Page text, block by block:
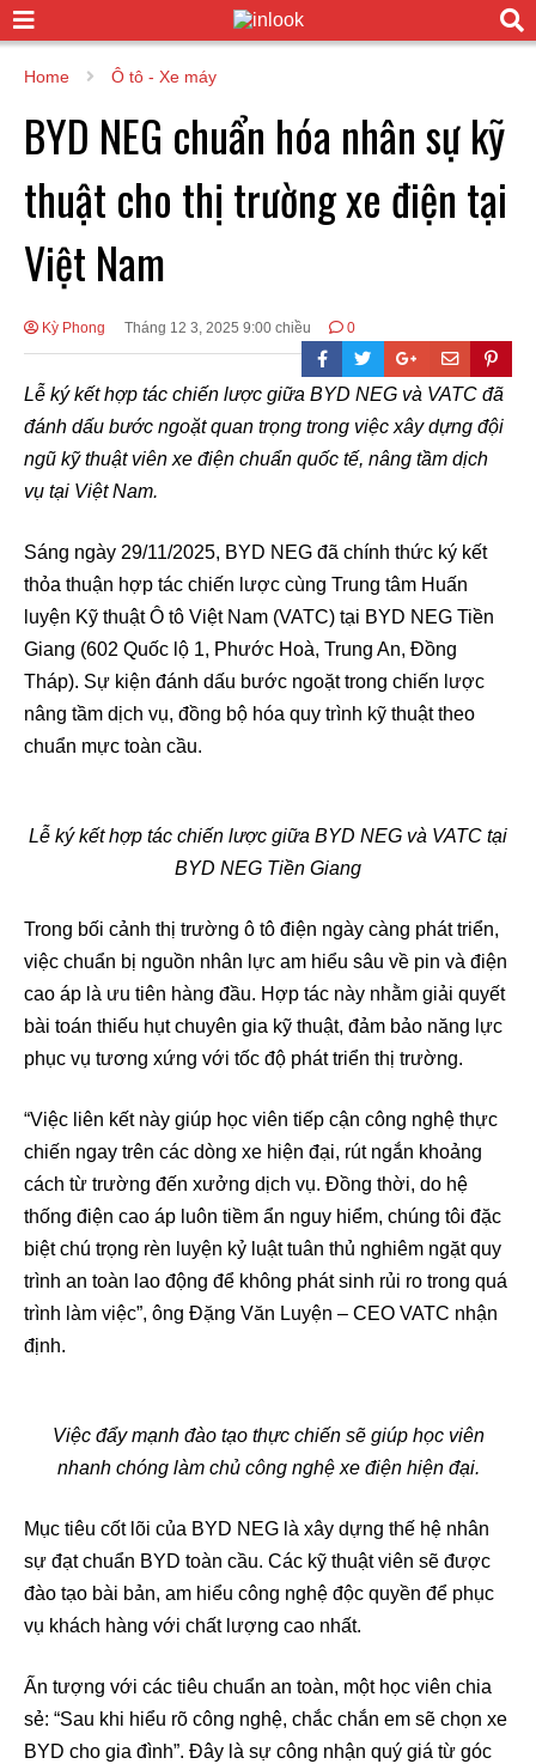
Home Ô tô - Xe máy
BYD NEG chuẩn hóa nhân sự kỹ
thuật cho thị trường xe điện tại
Việt Nam
Kỳ Phong Tháng 12 3, 2025 9:00 chiều 0
Lễ ký kết hợp tác chiến lược giữa BYD NEG và VATC đã
đánh dấu bước ngoặt quan trọng trong việc xây dựng đội
ngũ kỹ thuật viên xe điện chuẩn quốc tế, nâng tầm dịch
vụ tại Việt Nam.
Sáng ngày 29/11/2025, BYD NEG đã chính thức ký kết
thỏa thuận hợp tác chiến lược cùng Trung tâm Huấn
luyện Kỹ thuật Ô tô Việt Nam (VATC) tại BYD NEG Tiền
Giang (602 Quốc lộ 1, Phước Hoà, Trung An, Đồng
Tháp). Sự kiện đánh dấu bước ngoặt trong chiến lược
nâng tầm dịch vụ, đồng bộ hóa quy trình kỹ thuật theo
chuẩn mực toàn cầu.
Lễ ký kết hợp tác chiến lược giữa BYD NEG và VATC tại
BYD NEG Tiền Giang
Trong bối cảnh thị trường ô tô điện ngày càng phát triển,
việc chuẩn bị nguồn nhân lực am hiểu sâu về pin và điện
cao áp là ưu tiên hàng đầu. Hợp tác này nhằm giải quyết
bài toán thiếu hụt chuyên gia kỹ thuật, đảm bảo năng lực
phục vụ tương xứng với tốc độ phát triển thị trường.
“Việc liên kết này giúp học viên tiếp cận công nghệ thực
chiến ngay trên các dòng xe hiện đại, rút ngắn khoảng
cách từ trường đến xưởng dịch vụ. Đồng thời, do hệ
thống điện cao áp luôn tiềm ẩn nguy hiểm, chúng tôi đặc
biệt chú trọng rèn luyện kỷ luật tuân thủ nghiêm ngặt quy
trình an toàn lao động để không phát sinh rủi ro trong quá
trình làm việc”, ông Đặng Văn Luyện – CEO VATC nhận
định.
Việc đẩy mạnh đào tạo thực chiến sẽ giúp học viên
nhanh chóng làm chủ công nghệ xe điện hiện đại.
Mục tiêu cốt lõi của BYD NEG là xây dựng thế hệ nhân
sự đạt chuẩn BYD toàn cầu. Các kỹ thuật viên sẽ được
đào tạo bài bản, am hiểu công nghệ độc quyền để phục
vụ khách hàng với chất lượng cao nhất.
Ấn tượng với các tiêu chuẩn an toàn, một học viên chia
sẻ: “Sau khi hiểu rõ công nghệ, chắc chắn em sẽ chọn xe
BYD cho gia đình”. Đây là sự công nhận quý giá từ góc